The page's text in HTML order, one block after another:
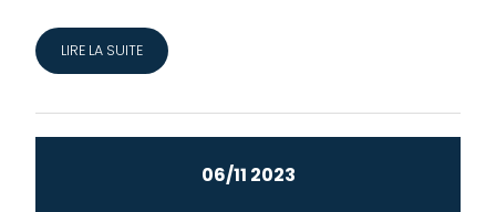
LIRE LA SUITE
06/11 2023